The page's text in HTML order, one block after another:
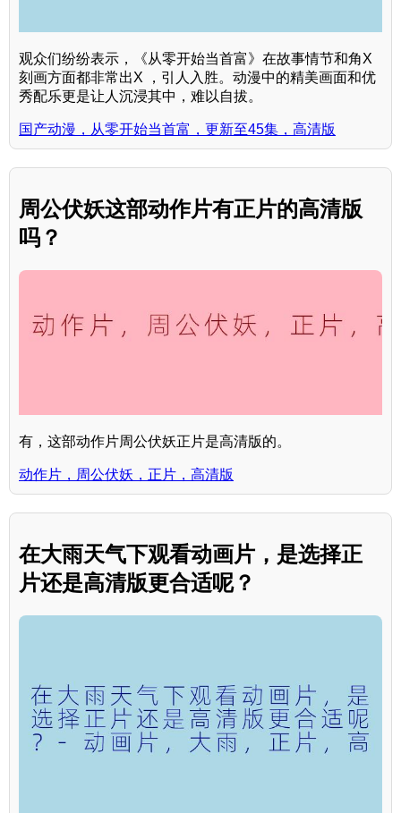
观众们纷纷表示，《从零开始当首富》在故事情节和角X
刻画方面都非常出X ，引人入胜。动漫中的精美画面和优
秀配乐更是让人沉浸其中，难以自拔。
国产动漫，从零开始当首富，更新至45集，高清版
周公伏妖这部动作片有正片的高清版
吗？
有，这部动作片周公伏妖正片是高清版的。
动作片，周公伏妖，正片，高清版
在大雨天气下观看动画片，是选择正
片还是高清版更合适呢？